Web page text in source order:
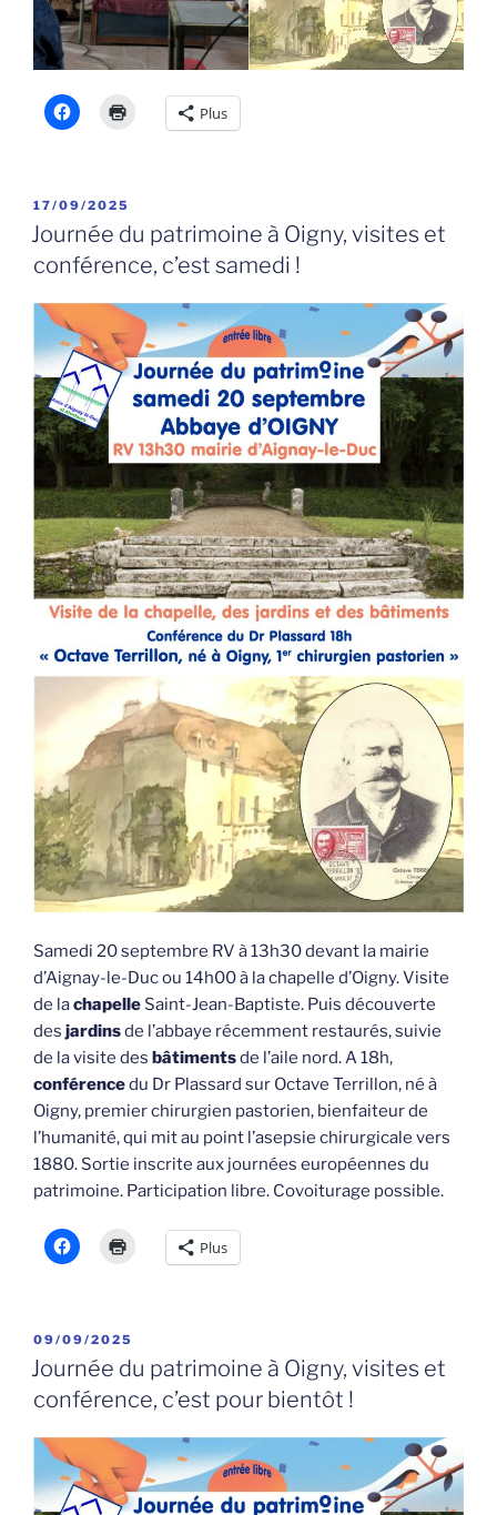
Plus
PUBLIÉ
LE
17/09/2025
Journée du patrimoine à Oigny, visites et
conférence, c’est samedi !
Samedi 20 septembre RV à 13h30 devant la mairie
d’Aignay-le-Duc ou 14h00 à la chapelle d’Oigny. Visite
de lachapelle Saint-Jean-Baptiste. Puis découverte
des jardinsde l’abbaye récemment restaurés, suivie
de la visite des bâtimentsde l’aile nord. A 18h,
conférencedu Dr Plassard sur Octave Terrillon, né à
Oigny, premier chirurgien pastorien, bienfaiteur de
l’humanité, qui mit au point l’asepsie chirurgicale vers
1880. Sortie inscrite aux journées européennes du
patrimoine. Participation libre. Covoiturage possible.
Plus
PUBLIÉ
LE
09/09/2025
Journée du patrimoine à Oigny, visites et
conférence, c’est pour bientôt !